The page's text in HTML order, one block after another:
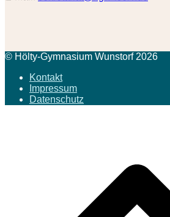
© Hölty-Gymnasium Wunstorf 2026
Kontakt
Impressum
Datenschutz